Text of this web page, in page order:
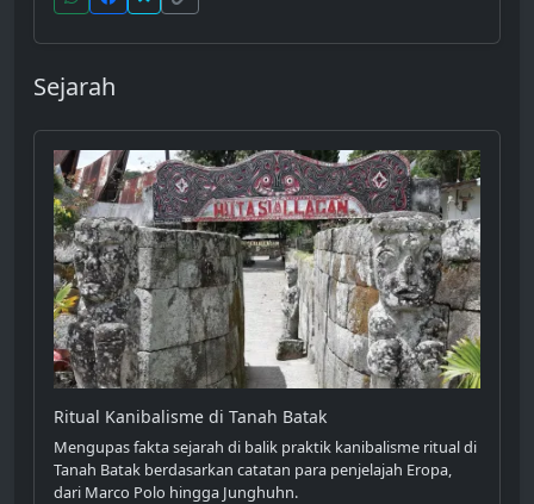
Sejarah
Ritual Kanibalisme di Tanah Batak
Mengupas fakta sejarah di balik praktik kanibalisme ritual di
Tanah Batak berdasarkan catatan para penjelajah Eropa,
dari Marco Polo hingga Junghuhn.